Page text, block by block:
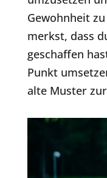
Gewohnheit
merkst, dass
geschaffen
Punkt
alte Muster